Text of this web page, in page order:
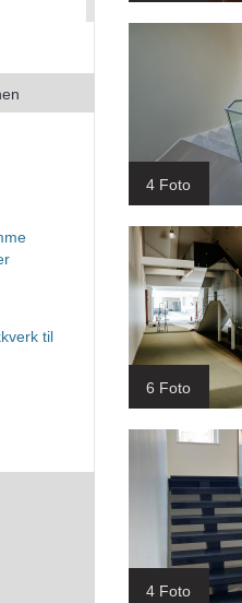
til
4 Foto
6 Foto
4 Foto